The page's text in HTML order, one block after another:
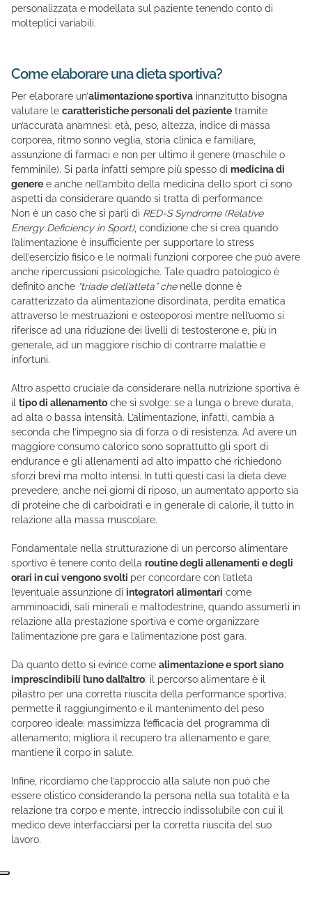
personalizzata e modellata sul paziente tenendo conto di
molteplici variabili.
Come elaborare una dieta sportiva?
Per elaborare un’alimentazione sportiva innanzitutto bisogna
valutare le caratteristiche personali del paziente tramite
un’accurata anamnesi: età, peso, altezza, indice di massa
corporea, ritmo sonno veglia, storia clinica e familiare,
assunzione di farmaci e non per ultimo il genere (maschile o
femminile). Si parla infatti sempre più spesso di medicina di
genere e anche nell’ambito della medicina dello sport ci sono
aspetti da considerare quando si tratta di performance.
Non è un caso che si parli di RED-S Syndrome (Relative
Energy Deficiency in Sport), condizione che si crea quando
l’alimentazione è insufficiente per supportare lo stress
dell’esercizio fisico e le normali funzioni corporee che può avere
anche ripercussioni psicologiche. Tale quadro patologico è
definito anche “triade dell’atleta” chenelle donne è
caratterizzato da alimentazione disordinata, perdita ematica
attraverso le mestruazioni e osteoporosi mentre nell’uomo si
riferisce ad una riduzione dei livelli di testosterone e, più in
generale, ad un maggiore rischio di contrarre malattie e
infortuni.
Altro aspetto cruciale da considerare nella nutrizione sportiva è
il tipo di allenamento che si svolge: se a lunga o breve durata,
ad alta o bassa intensità. L’alimentazione, infatti, cambia a
seconda che l’impegno sia di forza o di resistenza. Ad avere un
maggiore consumo calorico sono soprattutto gli sport di
endurance e gli allenamenti ad alto impatto che richiedono
sforzi brevi ma molto intensi. In tutti questi casi la dieta deve
prevedere, anche nei giorni di riposo, un aumentato apporto sia
di proteine che di carboidrati e in generale di calorie, il tutto in
relazione alla massa muscolare.
Fondamentale nella strutturazione di un percorso alimentare
sportivo è tenere conto della routine degli allenamenti e degli
orari in cui vengono svolti per concordare con l’atleta
l’eventuale assunzione di integratori alimentari come
amminoacidi, sali minerali e maltodestrine, quando assumerli in
relazione alla prestazione sportiva e come organizzare
l’alimentazione pre gara e l’alimentazione post gara.
Da quanto detto si evince come alimentazione e sport siano
imprescindibili l’uno dall’altro: il percorso alimentare è il
pilastro per una corretta riuscita della performance sportiva;
permette il raggiungimento e il mantenimento del peso
corporeo ideale; massimizza l’efficacia del programma di
allenamento; migliora il recupero tra allenamento e gare;
mantiene il corpo in salute.
Infine, ricordiamo che l’approccio alla salute non può che
essere olistico considerando la persona nella sua totalità e la
relazione tra corpo e mente, intreccio indissolubile con cui il
medico deve interfacciarsi per la corretta riuscita del suo
lavoro.